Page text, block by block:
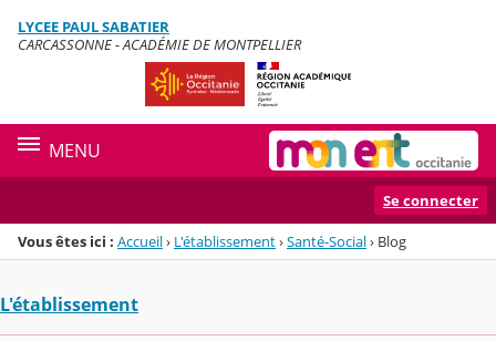
Menu de la rubrique
Contenu
LYCEE PAUL SABATIER
CARCASSONNE - ACADÉMIE DE MONTPELLIER
MENU
Se connecter
Vous êtes ici : Accueil› L'établissement›Santé-Social› Blog
L'établissement